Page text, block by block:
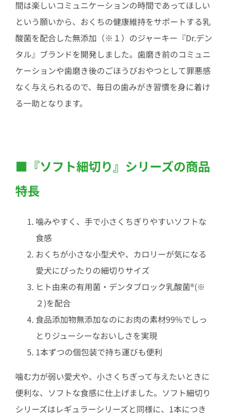
間は楽しいコミュニケーションの時間であってほしい
という願いから、おくちの健康維持をサポートする乳
酸菌を配合した無添加（※１）のジャーキー『Dr.デン
タル』ブランドを開発しました。歯磨き前のコミュニ
ケーションや歯磨き後のごほうびおやつとして罪悪感
なく与えられるので、毎日の歯みがき習慣を身に着け
る一助となります。
■『ソフト細切り』シリーズの商品
特長
噛みやすく、手で小さくちぎりやすいソフトな
食感
おくちが小さな小型犬や、カロリーが気になる
愛犬にぴったりの細切りサイズ
ヒト由来の有用菌・デンタブロック乳酸菌®(※
２)を配合
食品添加物無添加なのにお肉の素材99%でしっ
とりジューシーなおいしさを実現
1本ずつの個包装で持ち運びも便利
噛む力が弱い愛犬や、小さくちぎって与えたいときに
便利な、ソフトな食感に仕上げました。ソフト細切り
シリーズはレギュラーシリーズと同様に、1本につき